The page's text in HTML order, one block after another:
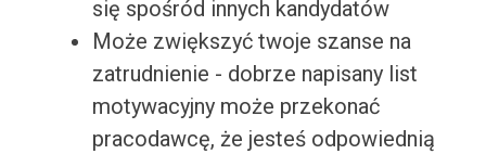
się spośród innych kandydatów
Może zwiększyć twoje szanse na
zatrudnienie - dobrze napisany list
motywacyjny może przekonać
pracodawcę, że jesteś odpowiednią